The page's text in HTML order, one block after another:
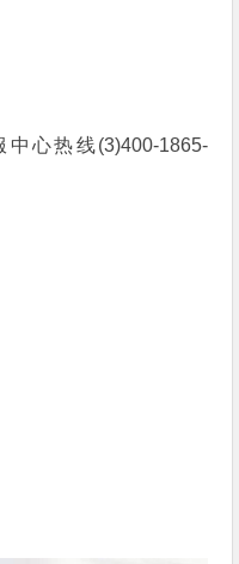
心热线(3)400-1865-